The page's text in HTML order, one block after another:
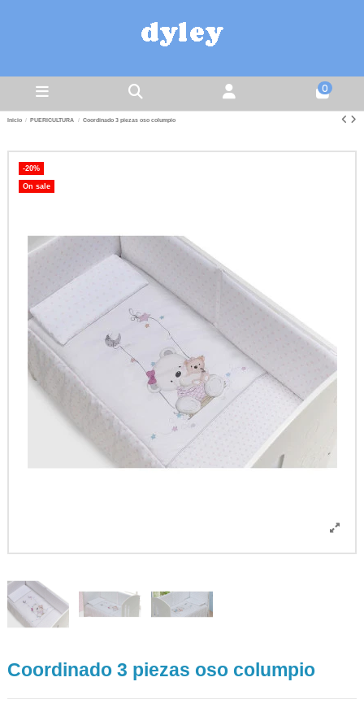
0
Inicio PUERICULTURA Coordinado 3 piezas oso columpio
-20%
On sale
Coordinado 3 piezas oso columpio